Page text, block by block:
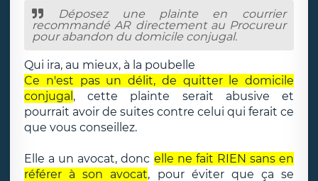
Déposez une plainte en courrier
recommandé AR directement au Procureur
pour abandon du domicile conjugal.
Qui ira, au mieux, à la poubelle
Ce n'est pas un délit, de quitter le domicile
conjugal , cette plainte serait abusive et
pourrait avoir de suites contre celui qui ferait ce
que vous conseillez.
Elle a un avocat, donc elle ne fait RIEN sans en
référer à son avocat, pour éviter que ça se